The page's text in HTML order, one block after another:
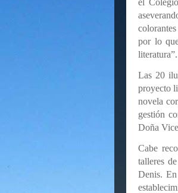
el
por lo
literatura”.
Las 20
proyecto
novela
gestión
Doña
Cabe
talleres
Denis. En